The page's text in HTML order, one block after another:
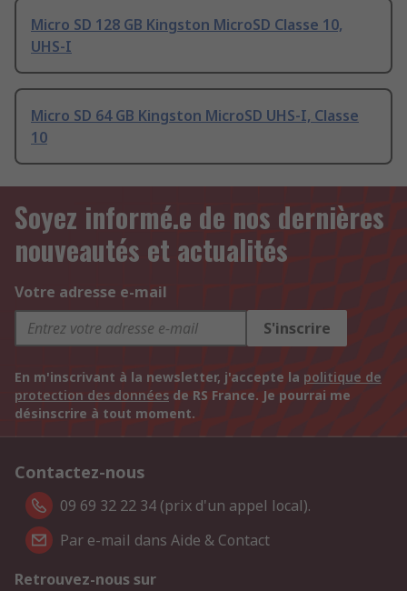
Micro SD 128 GB Kingston MicroSD Classe 10,
UHS-I
Micro SD 64 GB Kingston MicroSD UHS-I, Classe
10
Soyez informé.e de nos dernières
nouveautés et actualités
Votre adresse e-mail
S'inscrire
En m'inscrivant à la newsletter, j'accepte la politique de
protection des données de RS France. Je pourrai me
désinscrire à tout moment.
Contactez-nous
09 69 32 22 34 (prix d'un appel local).
Par e-mail dans Aide & Contact
Retrouvez-nous sur